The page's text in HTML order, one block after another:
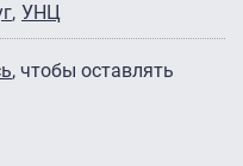
УНЦ
, чтобы оставлять